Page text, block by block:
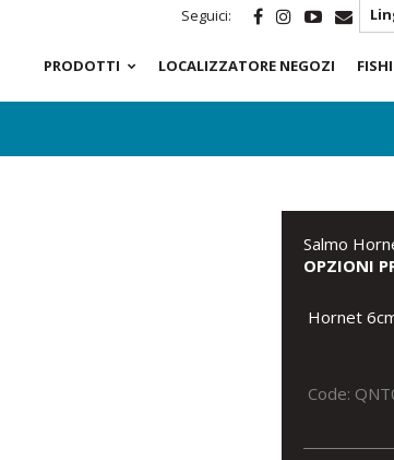
Seguici:
PRODOTTI LOCALIZZATORE NEGOZI
Salmo
OPZIONI
Hornet
Code: